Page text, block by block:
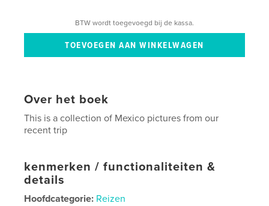
BTW wordt toegevoegd bij de kassa.
Over het boek
This is a collection of Mexico pictures from our
recent trip
kenmerken / functionaliteiten &
details
Hoofdcategorie: Reizen